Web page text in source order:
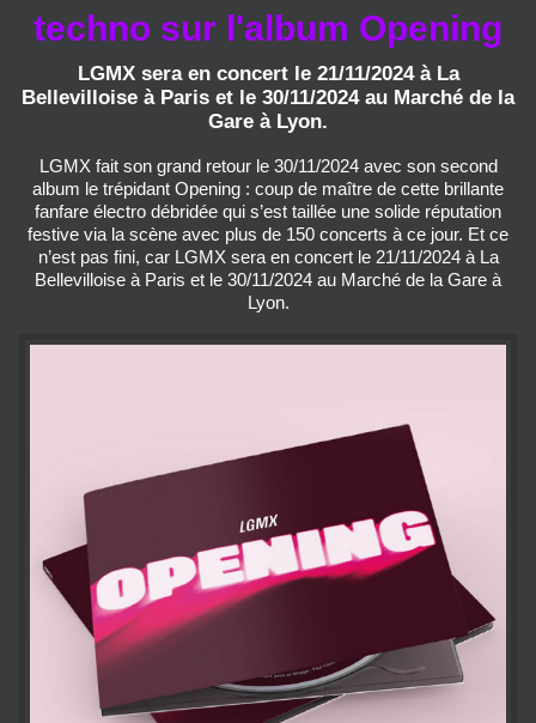
techno sur l'album Opening
LGMX sera en concert le 21/11/2024 à La
Bellevilloise à Paris et le 30/11/2024 au Marché de la
Gare à Lyon.
LGMX fait son grand retour le 30/11/2024 avec son second
album le trépidant Opening : coup de maître de cette brillante
fanfare électro débridée qui s’est taillée une solide réputation
festive via la scène avec plus de 150 concerts à ce jour. Et ce
n’est pas fini, car LGMX sera en concert le 21/11/2024 à La
Bellevilloise à Paris et le 30/11/2024 au Marché de la Gare à
Lyon.